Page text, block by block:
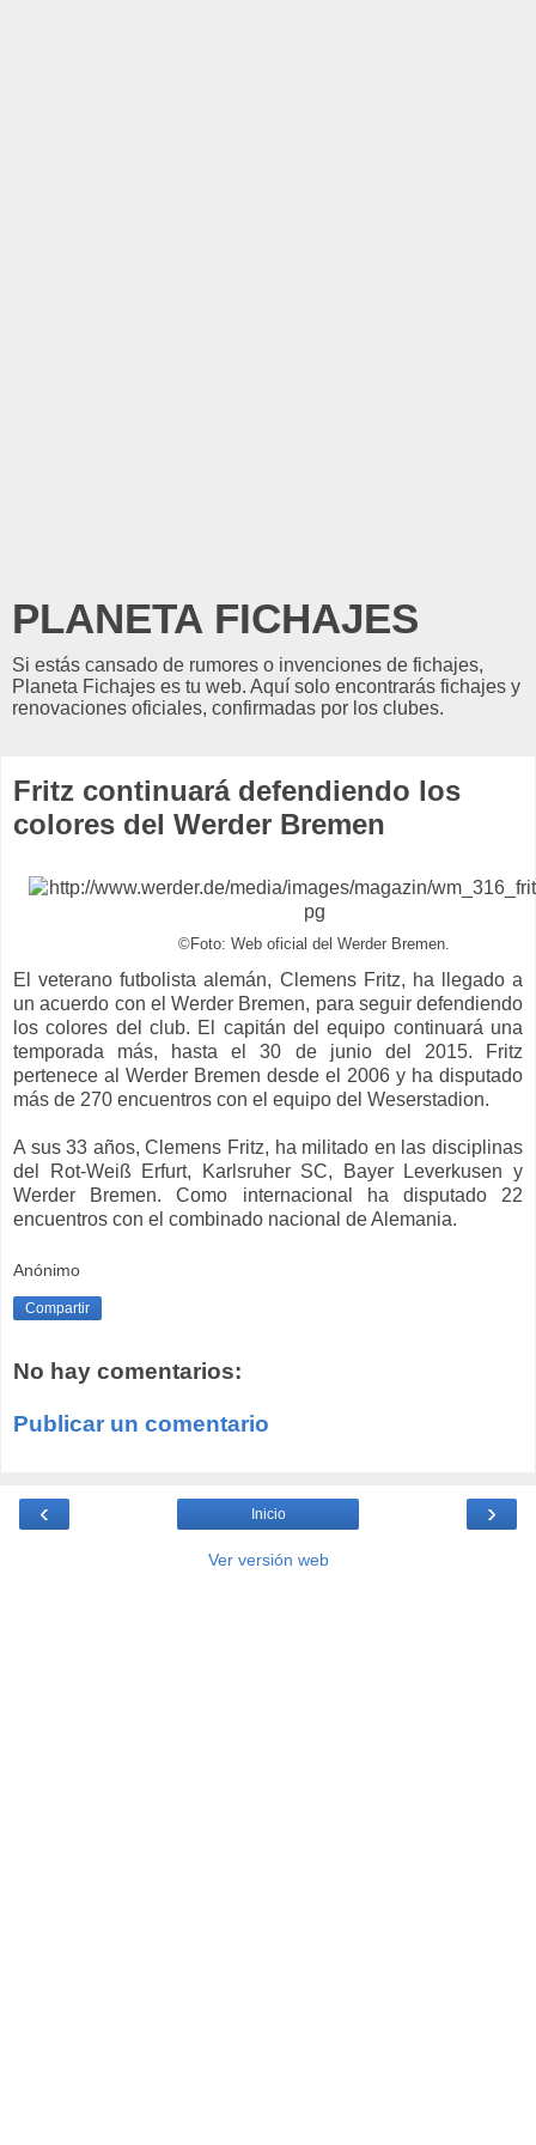
PLANETA FICHAJES
Si estás cansado de rumores o invenciones de fichajes,
Planeta Fichajes es tu web. Aquí solo encontrarás fichajes y
renovaciones oficiales, confirmadas por los clubes.
Fritz continuará defendiendo los
colores del Werder Bremen
©Foto: Web oficial del Werder Bremen.
El veterano futbolista alemán, Clemens Fritz, ha llegado a
un acuerdo con el Werder Bremen, para seguir defendiendo
los colores del club. El capitán del equipo continuará una
temporada más, hasta el 30 de junio del 2015. Fritz
pertenece al Werder Bremen desde el 2006 y ha disputado
más de 270 encuentros con el equipo del Weserstadion.
A sus 33 años, Clemens Fritz, ha militado en las disciplinas
del Rot-Weiß Erfurt, Karlsruher SC, Bayer Leverkusen y
Werder Bremen. Como internacional ha disputado 22
encuentros con el combinado nacional de Alemania.
Anónimo
Compartir
No hay comentarios:
Publicar un comentario
‹ ›
Inicio
Ver versión web